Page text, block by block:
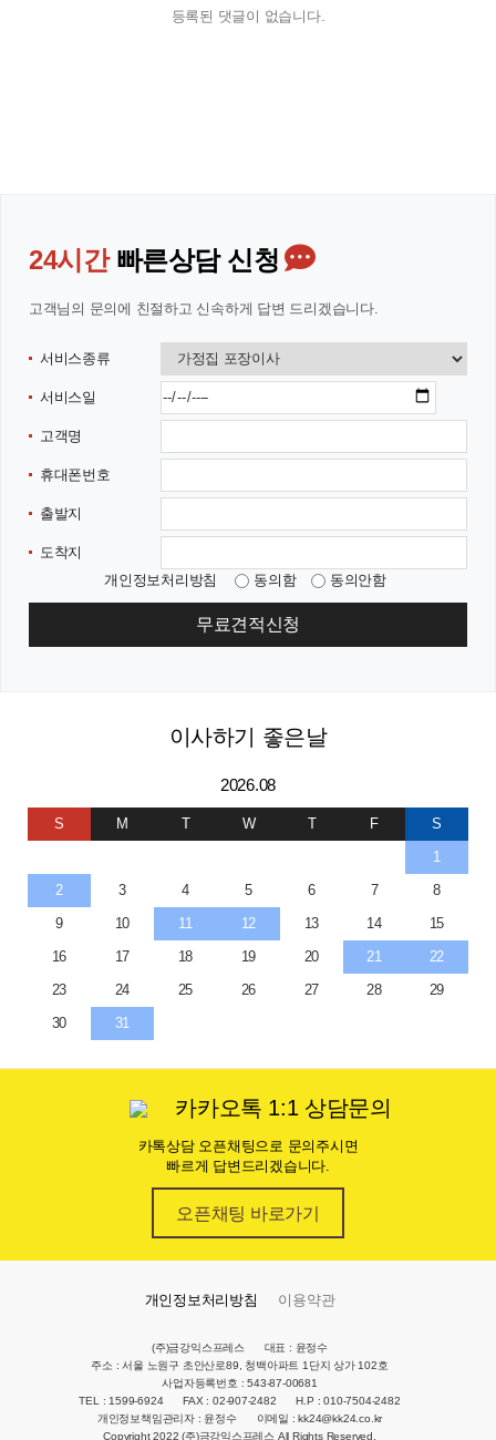
등록된 댓글이 없습니다.
24시간빠른상담 신청
고객님의 문의에 친절하고 신속하게 답변 드리겠습니다.
서비스종류
서비스일
고객명
휴대폰번호
출발지
도착지
개인정보처리방침
동의함 동의안함
무료견적신청
이사하기 좋은날
2026.08
S M T W T F
S
1
2
3 4 5 6 7
8
9
10 11 12 13 14
15
16
17 18 19 20 21
22
23
24 25 26 27 28
29
30
31
카카오톡 1:1 상담문의
카톡상담 오픈채팅으로 문의주시면
빠르게 답변드리겠습니다.
오픈채팅 바로가기
개인정보처리방침 이용약관
(주)금강익스프레스
대표 : 윤정수
주소 : 서울 노원구 초안산로89, 청백아파트 1단지 상가 102호
사업자등록번호 : 543-87-00681
TEL : 1599-6924
FAX : 02-907-2482
H.P : 010-7504-2482
개인정보책임관리자 : 윤정수
이메일 : kk24@kk24.co.kr
Copyright 2022 (주)금강익스프레스 All Rights Reserved.